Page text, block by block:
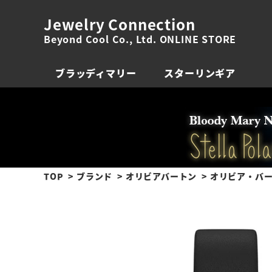
Jewelry Connection
Beyond Cool Co., Ltd. ONLINE STORE
ブラッディマリー スターリンギア
TOP ブランド オリビアバートン オリビア・バ